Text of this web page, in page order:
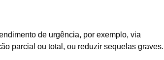
de urgência, por exemplo, via
parcial ou total, ou reduzir sequelas graves.